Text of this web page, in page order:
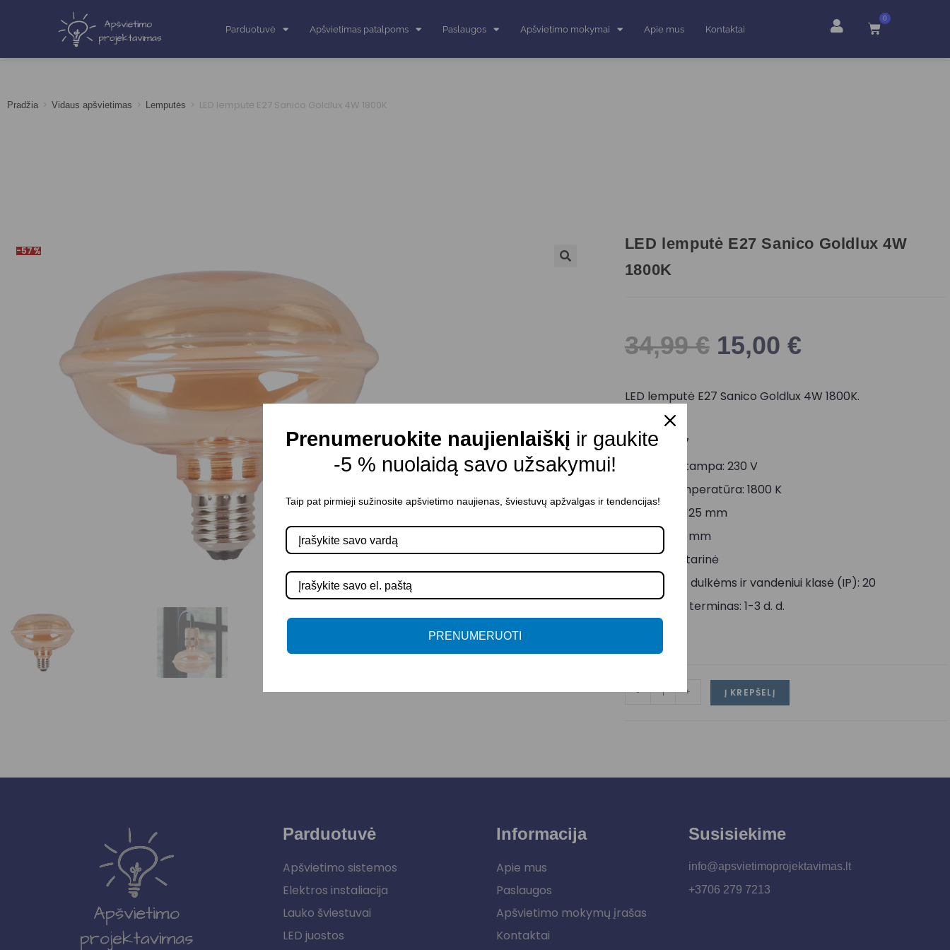
Parduotuvė Apšvietimas patalpoms Paslaugos Apšvietimo mokymai Apie mus Kontaktai
0
Pradžia > Vidaus apšvietimas > Lemputės > LED lemputė E27 Sanico Goldlux 4W 1800K
-57%
LED lemputė E27 Sanico Goldlux 4W
1800K
34,99€ 15,00 €
LED lemputė E27 Sanico Goldlux 4W 1800K.
Galia: 4 W
Cokolis: E27
Maitinimo įtampa: 230 V
Šviesos temperatūra: 1800 K
Skersmuo: 125 mm
Aukštis: 120 mm
Spalva: Gintarinė
Atsparumo dulkėms ir vandeniui klasė (IP): 20
Pristatymo terminas: 1-3 d. d.
- + Į KREPŠELĮ
Parduotuvė
Apšvietimo sistemos
Elektros instaliacija
Lauko šviestuvai
LED juostos
Informacija
Apie mus
Paslaugos
Apšvietimo mokymų įrašas
Kontaktai
Susisiekime
info@apsvietimoprojektavimas.lt
+3706 279 7213
Prenumeruokite naujienlaiškį ir gaukite
-5 % nuolaidą savo užsakymui!
Taip pat pirmieji sužinosite apšvietimo naujienas, šviestuvų apžvalgas ir tendencijas!
PRENUMERUOTI